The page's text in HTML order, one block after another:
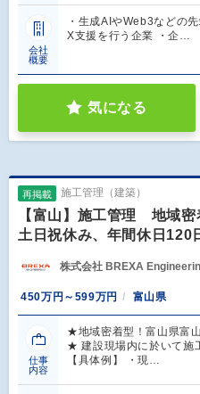
会社
概要
・生成AIやWeb3などの
X支援を行う企業 ・企…
気になる
再掲載 施工管理（建築）
【富山】施工管理 地域
土日祝休み、年間休日120
株式会社 BREXA
450万円～599万円 富山県
仕事
内容
★地域密着型！富山県富
★ 建設現場内に於いて施
【具体例】 ・現…